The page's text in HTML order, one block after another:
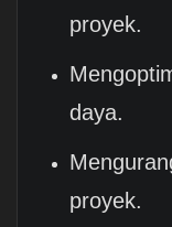
proyek.
daya.
proyek.